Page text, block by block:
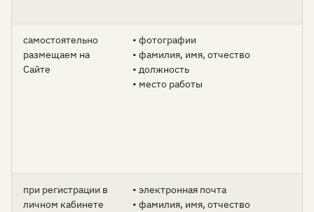
самостоятельно
размещаем на
Сайте
• фотографии
• фамилия, имя, отчество
• должность
• место работы
при регистрации в
личном кабинете
• электронная почта
• фамилия, имя, отчество